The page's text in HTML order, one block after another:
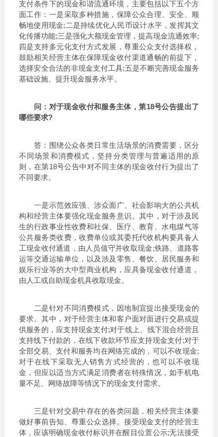
支付条件下的现金和谐流通环境，主要包括以下五个方
面工作：一是采取多种措施，保障公众合理、安全、顺
畅地使用现金;二是持续优化人民币设计水平，发挥其文
化传播功能;三是强化大额现金管理，提高现金流通效率;
四是支持多元化支付方式发展，尊重公众支付选择权，
鼓励相关经营主体在保障现金收付渠道通畅的前提下，
选择安全合法的非现金支付工具;五是不断完善现金服务
基础设施、提升现金服务水平。
问：对于现金收付和服务主体，第18号公告提出了
哪些要求?
答：围绕公众各类日常生活场景的消费需要，区分
不同场景和消费模式，坚持分类管理与普遍适用的原
则，在第18号公告中对不同主体的现金收付行为提出了
不同要求。
一是示范效应强、涉众面广、社会影响大的公共机
构和经营主体要强化现金服务意识。其中，对于涉及民
生的行政事业性收费和社保、医疗、教育、水电煤气等
公共服务类收费，收费单位或其委托代收机构要具备人
工现金收付通道，由人员值守并收取现金;铁路、道路客
运等交通运输单位，以及涉及零售、餐饮、居民服务和
娱乐行业等的大中型商业机构，应具备现金收付通道，
由人工或自助现金机具收取现金。
二是针对不同消费模式，因地制宜提出接受现金的
要求。其中，对于经营主体和客户面对面进行交易或提
供服务的，应支持现金支付;对于线上、线下混合经营且
支持线下付款的，在线下收款环节应支持现金支付;对于
全部交易、支付和服务均在网络完成的，可以不收现金;
对于在线下采取无人销售方式经营的，也可以不收现
金，但应以适当方式满足消费者在特殊情况，如手机电
量不足、网络故障等情况下的现金支付需求。
三是针对交易中存在的各类问题，相关经营主体要
做好事前告知、尊重公众选择。接受现金支付的经营主
体，应该明确现金收付标识并在醒目位置公示;无法接受